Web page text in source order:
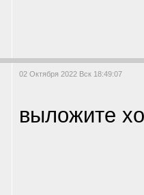
02 Октября 2022 Вск 18:49:07
выложите